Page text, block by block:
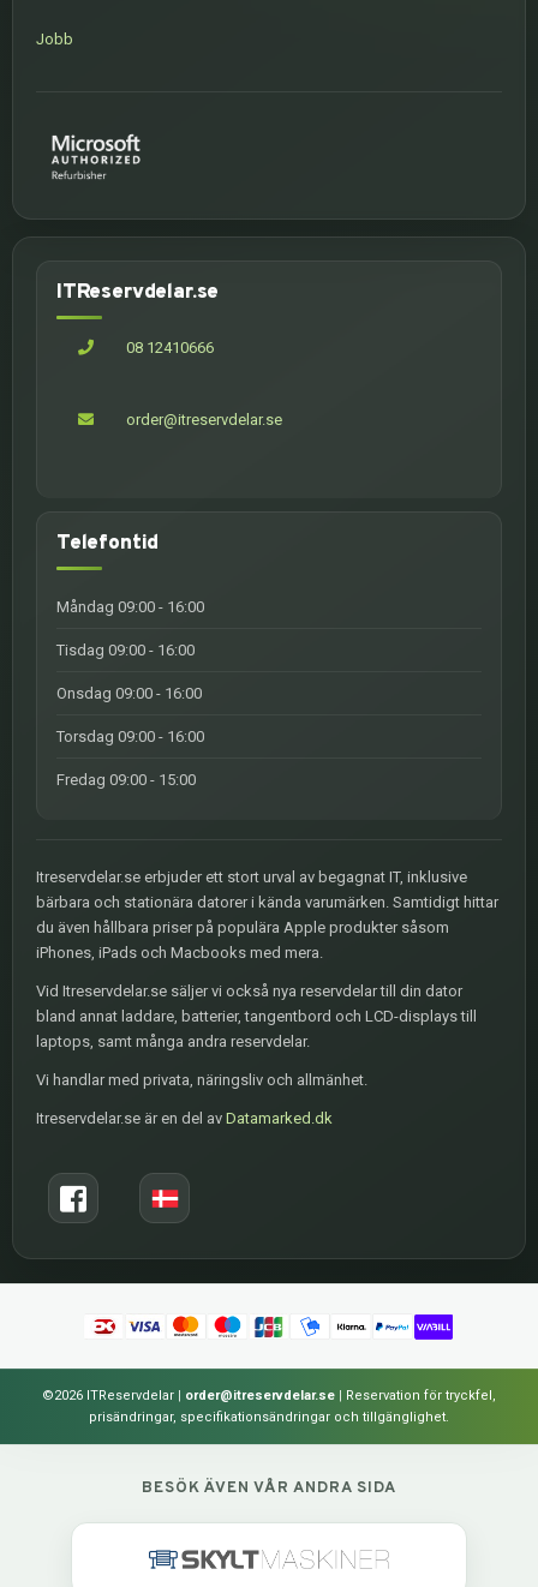
Jobb
ITReservdelar.se
08 12410666
order@itreservdelar.se
Telefontid
Måndag 09:00 - 16:00
Tisdag 09:00 - 16:00
Onsdag 09:00 - 16:00
Torsdag 09:00 - 16:00
Fredag 09:00 - 15:00
Itreservdelar.se erbjuder ett stort urval av begagnat IT, inklusive
bärbara och stationära datorer i kända varumärken. Samtidigt hittar
du även hållbara priser på populära Apple produkter såsom
iPhones, iPads och Macbooks med mera.
Vid Itreservdelar.se säljer vi också nya reservdelar till din dator
bland annat laddare, batterier, tangentbord och LCD-displays till
laptops, samt många andra reservdelar.
Vi handlar med privata, näringsliv och allmänhet.
Itreservdelar.se är en del av Datamarked.dk
©2026 ITReservdelar | order@itreservdelar.se | Reservation för tryckfel,
prisändringar, specifikationsändringar och tillgänglighet.
BESÖK ÄVEN VÅR ANDRA SIDA